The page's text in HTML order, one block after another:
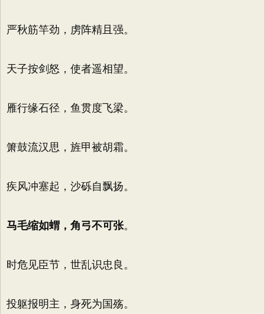
严秋筋竿劲，虏阵精且强。
天子按剑怒，使者遥相望。
雁行缘石径，鱼贯度飞梁。
箫鼓流汉思，旌甲被胡霜。
疾风冲塞起，沙砾自飘扬。
马毛缩如蝟，角弓不可张。
时危见臣节，世乱识忠良。
投躯报明主，身死为国殇。